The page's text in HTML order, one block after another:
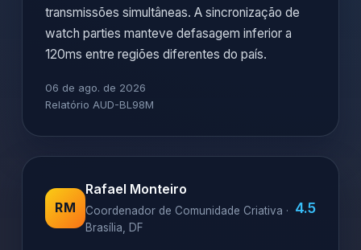
transmissões simultâneas. A sincronização de
watch parties manteve defasagem inferior a
120ms entre regiões diferentes do país.
06 de ago. de 2026
Relatório AUD-BL98M
RM
Rafael Monteiro
Coordenador de Comunidade Criativa ·
Brasília, DF
4.5